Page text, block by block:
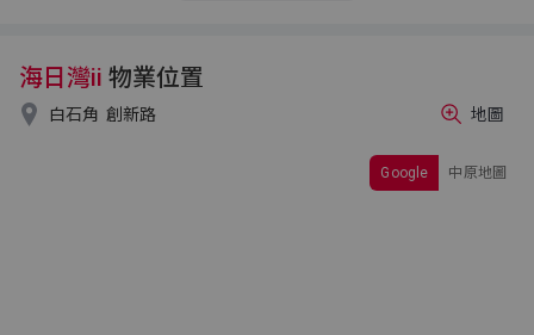
海日灣ii 物業位置
 白石角 創新路
Google 中原地圖
地圖